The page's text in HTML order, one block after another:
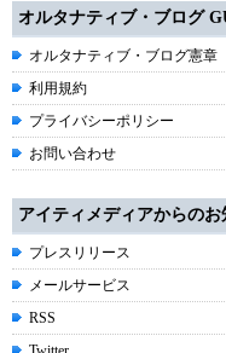
オルタナティブ・ブログ
オルタナティブ・ブログ憲章
利用規約
プライバシーポリシー
お問い合わせ
アイティメディアからのお
プレスリリース
メールサービス
RSS